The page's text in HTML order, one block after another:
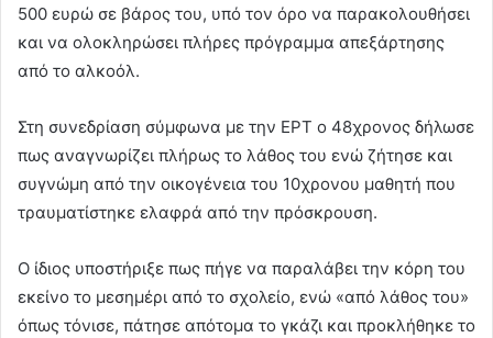
500 ευρώ σε βάρος του, υπό τον όρο να παρακολουθήσει
και να ολοκληρώσει πλήρες πρόγραμμα απεξάρτησης
από το αλκοόλ.
Στη συνεδρίαση σύμφωνα με την ΕΡΤ ο 48χρονος δήλωσε
πως αναγνωρίζει πλήρως το λάθος του ενώ ζήτησε και
συγνώμη από την οικογένεια του 10χρονου μαθητή που
τραυματίστηκε ελαφρά από την πρόσκρουση.
Ο ίδιος υποστήριξε πως πήγε να παραλάβει την κόρη του
εκείνο το μεσημέρι από το σχολείο, ενώ «από λάθος του»
όπως τόνισε, πάτησε απότομα το γκάζι και προκλήθηκε το